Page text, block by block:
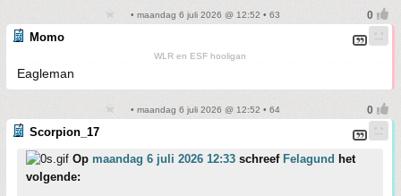
• maandag 6 juli 2026 @ 12:52 • 63
Momo
WLR en ESF hooligan
Eagleman
• maandag 6 juli 2026 @ 12:52 • 64
Scorpion_17
Op maandag 6 juli 2026 12:33 schreef Felagund het
volgende: